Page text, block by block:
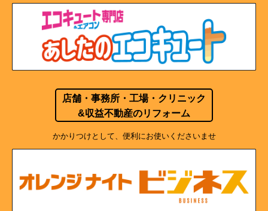
店舗・事務所・工場・クリニック
&収益不動産のリフォーム
かかりつけとして、便利にお使いくださいませ